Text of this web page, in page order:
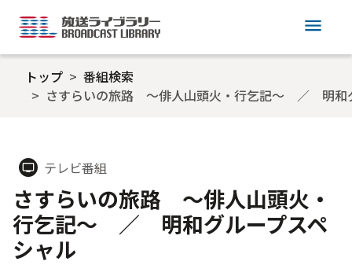
menu
トップ
番組検索
さすらいの旅路 ～俳人山頭火・行乞記～ ／ 明和
tv テレビ番組
さすらいの旅路 ～俳人山頭火・
行乞記～ ／ 明和グループスペ
シャル